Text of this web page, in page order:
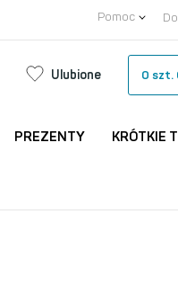
Pomoc
Ulubione 0 szt.
PREZENTY KRÓTKIE